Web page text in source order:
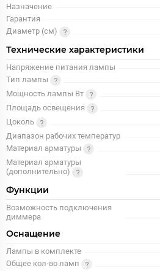
Назначение
Гарантия
Диаметр (см)
Технические характеристики
Напряжение питания лампы
Тип лампы
Мощность лампы Вт
Площадь освещения
Цоколь
Диапазон рабочих температур
Материал арматуры
Материал арматуры
(дополнительно)
Функции
Возможность подключения
диммера
Оснащение
Лампы в комплекте
Общее кол-во ламп